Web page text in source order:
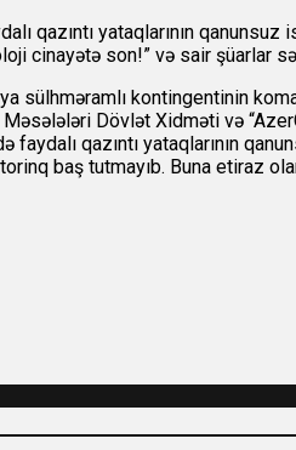
qazıntı yataqlarının
cinayətə son!” və sair şüarlar
sülhməramlı kontingentinin
Dövlət Xidməti və
qazıntı yataqlarının
baş tutmayıb. Buna etiraz